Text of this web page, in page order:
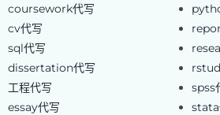
coursework代写
cv代写
sql代写
dissertation代写
工程代写
essay代写
spss
stata